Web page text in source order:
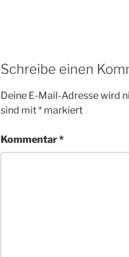
Schreibe einen
Deine E-Mail-Adresse wird
sind mit* markiert
Kommentar*